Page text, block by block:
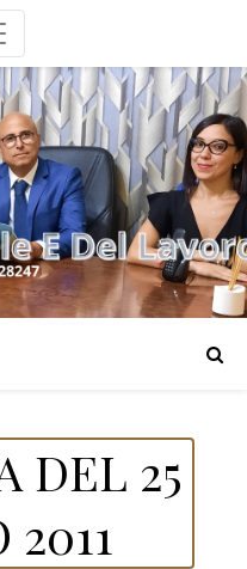
DEL 25
2011